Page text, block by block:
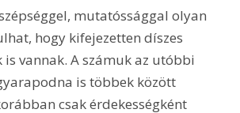
mutatóssággal olyan
hogy kifejezetten díszes
is vannak. A számuk az utóbbi
is többek között
csak érdekességként